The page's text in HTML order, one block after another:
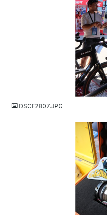
DSCF2807.JPG